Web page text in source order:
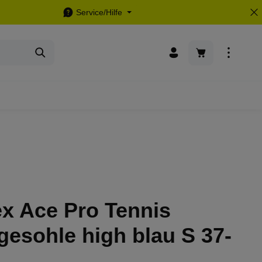
Service/Hilfe
Warenkorb
Ace Pro Tennis
high blau S 37-